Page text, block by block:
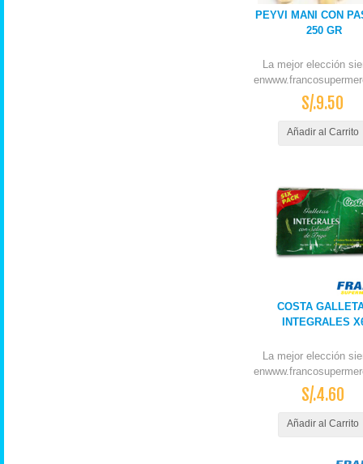
PEYVI MANI CON
250 GR
La mejor elección
S/.9.50
Añadir al Carrito
COSTA
INTEGRALES
La mejor elección
S/.4.60
Añadir al Carrito